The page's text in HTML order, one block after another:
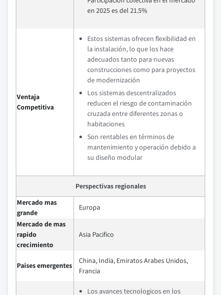
en 2025 es del 21.5%
Ventaja
Competitiva
Estos sistemas ofrecen flexibilidad en
la instalación, lo que los hace
adecuados tanto para nuevas
construcciones como para proyectos
de modernización
Los sistemas descentralizados
reducen el riesgo de contaminación
cruzada entre diferentes zonas o
habitaciones
Son rentables en términos de
mantenimiento y operación debido a
su diseño modular
Perspectivas regionales
Mercado mas
grande
Europa
Mercado de mas
rapido
crecimiento
Asia Pacifico
Paises emergentes
China, India, Emiratos Arabes Unidos,
Francia
Los avances tecnologicos en los